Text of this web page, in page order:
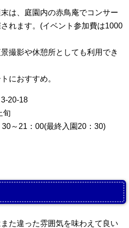
は、庭園内の赤鳥庵でコンサー
れます。(イベント参加費は1000
撮影や休憩所としても利用でき
におすすめ。
20-18
旬
～21：00(最終入園20：30)
た違った雰囲気を味わえて良い